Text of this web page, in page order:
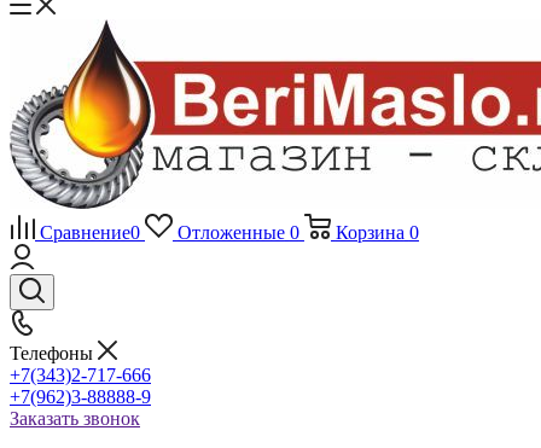
Сравнение0 Отложенные 0 Корзина 0
Телефоны
+7(343)2-717-666
+7(962)3-88888-9
Заказать звонок